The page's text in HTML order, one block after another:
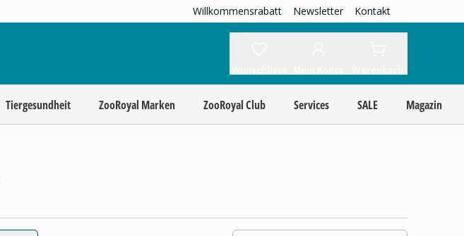
Willkommensrabatt Newsletter Kontakt
Tiergesundheit ZooRoyal Marken ZooRoyal Club Services SALE Magazin